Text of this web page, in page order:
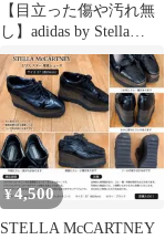
【目立った傷や汚れ無
し】adidas by Stella
McCartney
¥4,500
STELLA McCARTNEY